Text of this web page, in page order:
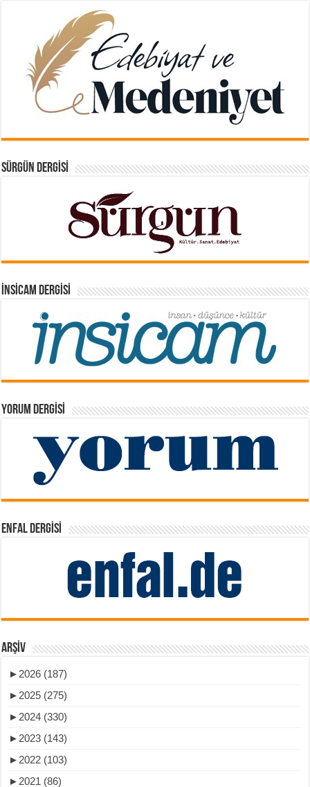
SÜRGÜN DERGISI
İNSICAM DERGISI
YORUM DERGISI
ENFAL DERGISI
ARŞIV
► 2026 (187)
► 2025 (275)
► 2024 (330)
► 2023 (143)
► 2022 (103)
► 2021 (86)